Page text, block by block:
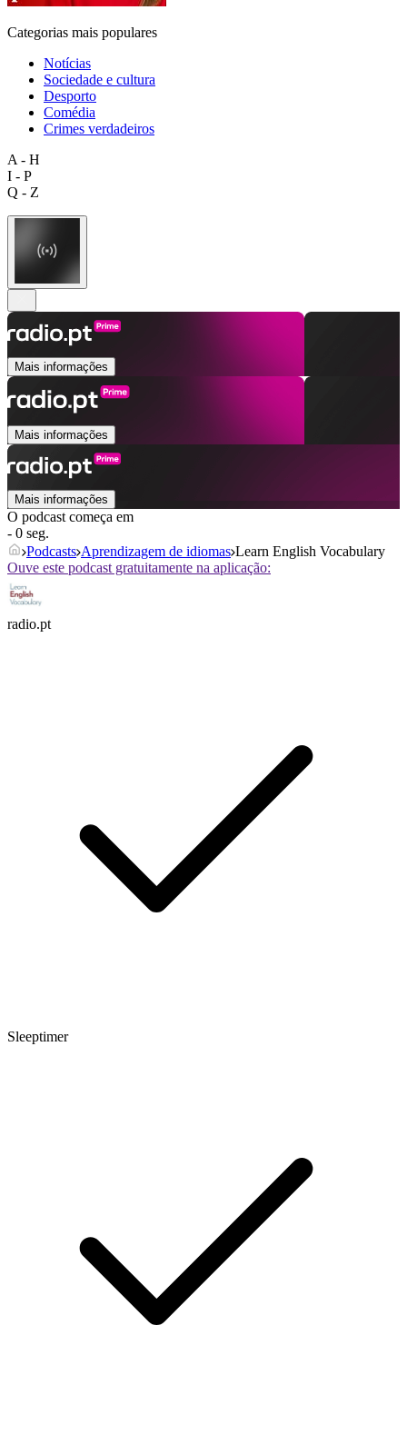
Categorias mais populares
Notícias
Sociedade e cultura
Desporto
Comédia
Crimes verdadeiros
A - H
I - P
Q - Z
Mais informações
Mais informações
Mais informações
O podcast começa em
- 0 seg.
Podcasts Aprendizagem de idiomas Learn English Vocabulary
Ouve este podcast gratuitamente na aplicação:
radio.pt
Sleeptimer